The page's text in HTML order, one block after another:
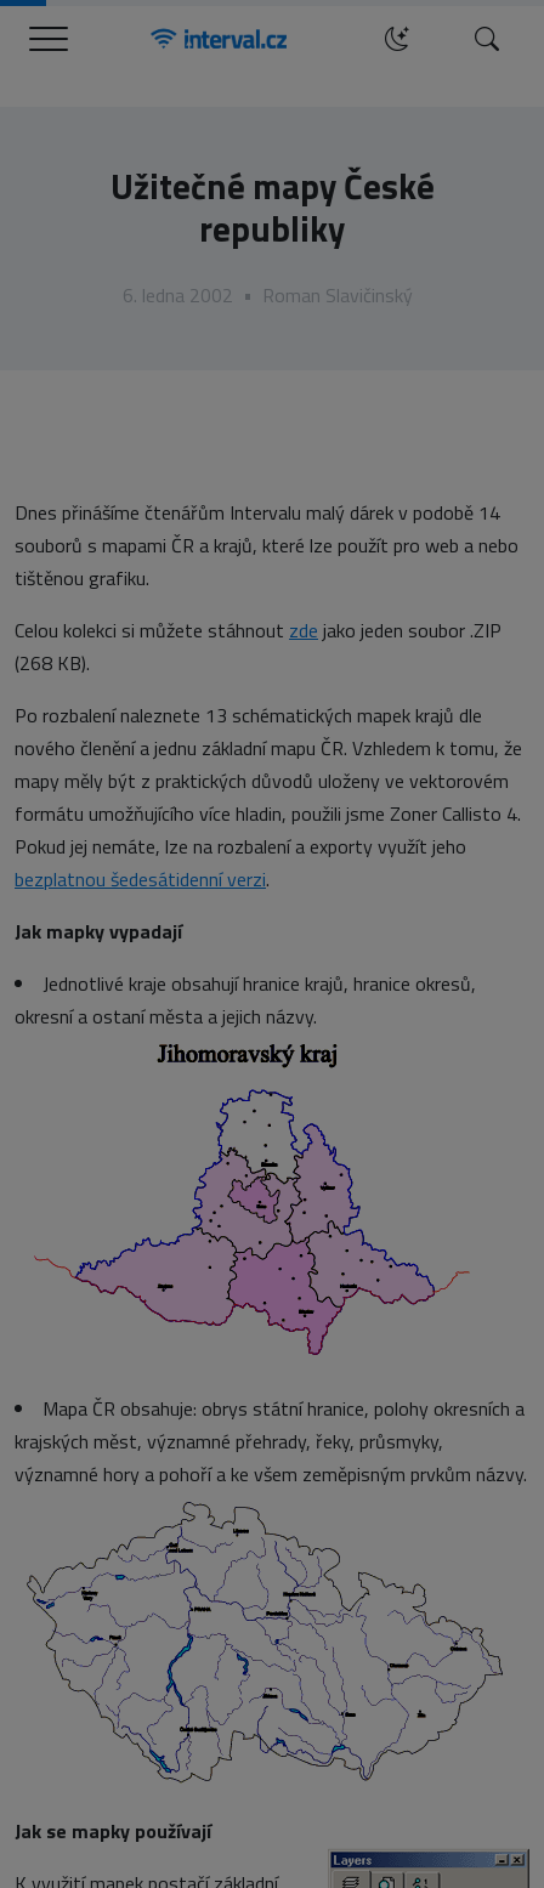
Menu Hledat
Užitečné mapy České
republiky
6. ledna 2002 • Roman Slavičinský
Dnes přinášíme čtenářům Intervalu malý dárek v podobě 14
souborů s mapami ČR a krajů, které lze použít pro web a nebo
tištěnou grafiku.
Celou kolekci si můžete stáhnout zde jako jeden soubor .ZIP
(268 KB).
Po rozbalení naleznete 13 schématických mapek krajů dle
nového členění a jednu základní mapu ČR. Vzhledem k tomu, že
mapy měly být z praktických důvodů uloženy ve vektorovém
formátu umožňujícího více hladin, použili jsme Zoner Callisto 4.
Pokud jej nemáte, lze na rozbalení a exporty využít jeho
bezplatnou šedesátidenní verzi.
Jak mapky vypadají
Jednotlivé kraje obsahují hranice krajů, hranice okresů,
okresní a ostaní města a jejich názvy.
Mapa ČR obsahuje: obrys státní hranice, polohy okresních a
krajských měst, významné přehrady, řeky, průsmyky,
významné hory a pohoří a ke všem zeměpisným prvkům názvy.
Jak se mapky používají